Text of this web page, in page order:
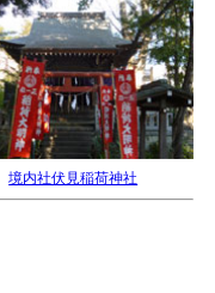
境内社伏見稲荷神社